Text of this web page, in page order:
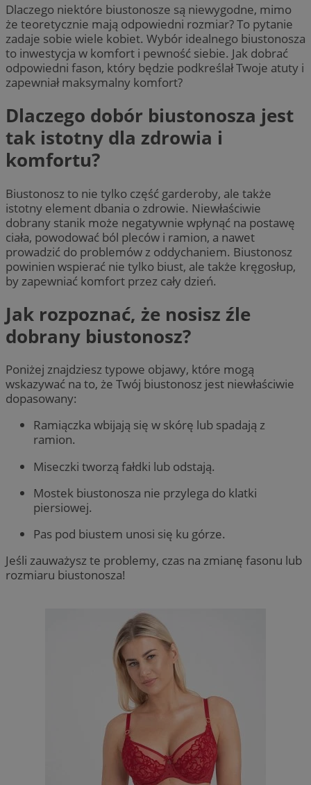
Dlaczego niektóre biustonosze są niewygodne, mimo
że teoretycznie mają odpowiedni rozmiar? To pytanie
zadaje sobie wiele kobiet. Wybór idealnego biustonosza
to inwestycja w komfort i pewność siebie. Jak dobrać
odpowiedni fason, który będzie podkreślał Twoje atuty i
zapewniał maksymalny komfort?
Dlaczego dobór biustonosza jest
tak istotny dla zdrowia i
komfortu?
Biustonosz to nie tylko część garderoby, ale także
istotny element dbania o zdrowie. Niewłaściwie
dobrany stanik może negatywnie wpłynąć na postawę
ciała, powodować ból pleców i ramion, a nawet
prowadzić do problemów z oddychaniem. Biustonosz
powinien wspierać nie tylko biust, ale także kręgosłup,
by zapewniać komfort przez cały dzień.
Jak rozpoznać, że nosisz źle
dobrany biustonosz?
Poniżej znajdziesz typowe objawy, które mogą
wskazywać na to, że Twój biustonosz jest niewłaściwie
dopasowany:
Ramiączka wbijają się w skórę lub spadają z
ramion.
Miseczki tworzą fałdki lub odstają.
Mostek biustonosza nie przylega do klatki
piersiowej.
Pas pod biustem unosi się ku górze.
Jeśli zauważysz te problemy, czas na zmianę fasonu lub
rozmiaru biustonosza!